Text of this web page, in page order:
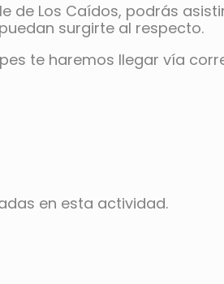
de Los Caídos, podrás
surgirte al respecto.
te haremos llegar vía
en esta actividad.